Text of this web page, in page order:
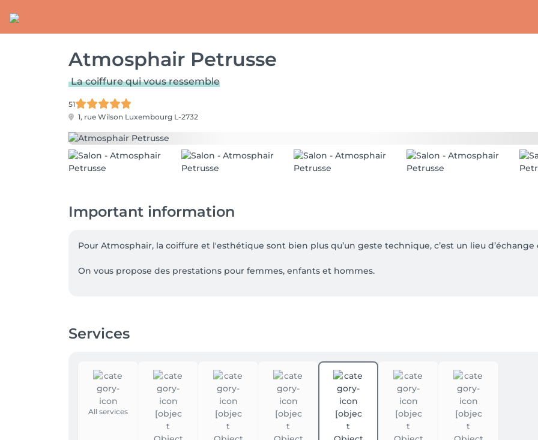
Atmosphair Petrusse
La coiffure qui vous ressemble
51
1, rue Wilson Luxembourg L-2732
Important information
Pour Atmosphair, la coiffure et l'esthétique sont bien plus qu’un geste technique, c’est un lieu
On vous propose des prestations pour femmes, enfants et hommes.
Services
All services